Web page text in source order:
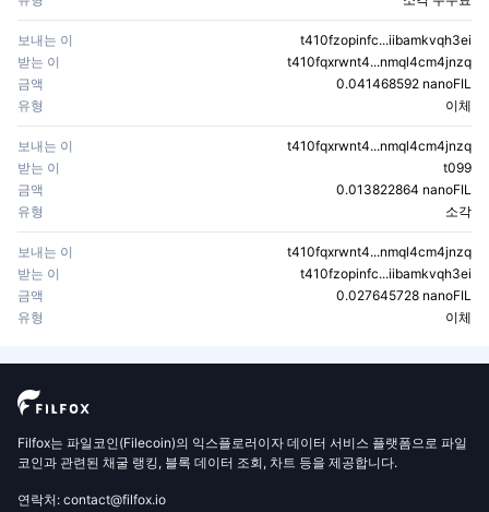
보내는 이
t410fzopinfc...iibamkvqh3ei
받는 이
t410fqxrwnt4...nmql4cm4jnzq
금액
0.041468592 nanoFIL
유형
이체
보내는 이
t410fqxrwnt4...nmql4cm4jnzq
받는 이
t099
금액
0.013822864 nanoFIL
유형
소각
보내는 이
t410fqxrwnt4...nmql4cm4jnzq
받는 이
t410fzopinfc...iibamkvqh3ei
금액
0.027645728 nanoFIL
유형
이체
Filfox는 파일코인(Filecoin)의 익스플로러이자 데이터 서비스 플랫폼으로 파일
코인과 관련된 채굴 랭킹, 블록 데이터 조회, 차트 등을 제공합니다.
연락처: contact@filfox.io